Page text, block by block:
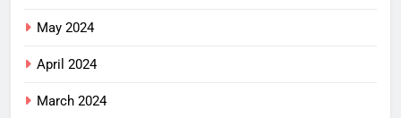
May 2024
April 2024
March 2024